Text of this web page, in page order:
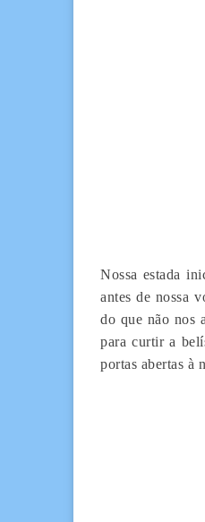
Nossa estada
antes de nossa
do que não nos
para curtir a
portas abertas à